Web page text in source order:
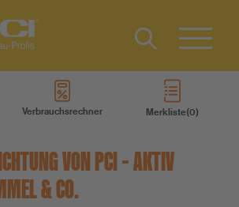
Verbrauchsrechner Merkliste
EN
VON PCI – AKTIV
& CO.